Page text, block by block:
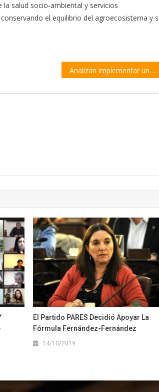
salud socio-ambiental y servicios
el equilibrio del agroecosistema y
Analizan implementar un retroceso de fase focalizado
El Partido PARES Decidió Apoyar La
Fórmula Fernández-Fernández
14/10/2019